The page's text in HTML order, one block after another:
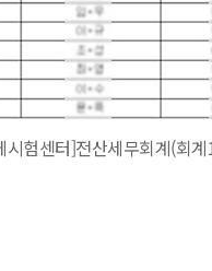
험센터]전산세무회계(회